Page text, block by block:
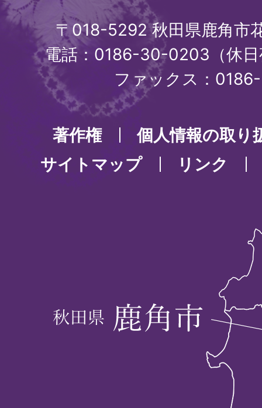
〒018-5292 秋田県鹿角市
電話：0186-30-0203（休
ファックス：
著作権
個人情報の取り
サイトマップ
リンク